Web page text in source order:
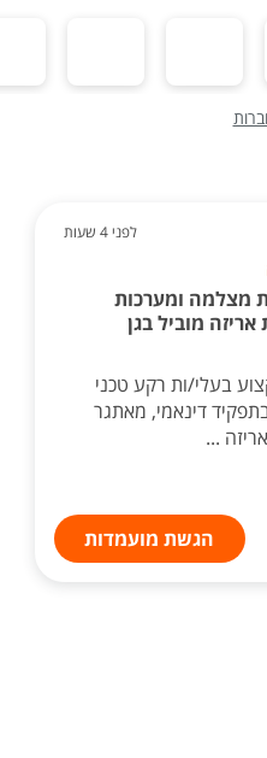
לפני 4 שעות
מצלמה ומערכות
אריזה מוביל בגן
בעלי/ות רקע טכני
דינאמי, מאתגר
...
הגשת מועמדות